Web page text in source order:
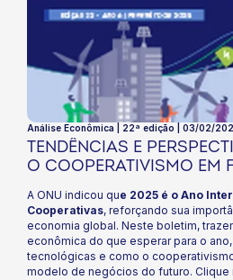
Análise Econômica | 22ª edição | 03/02/
TENDÊNCIAS E
O COOPERATIVISMO EM
A ONU indicou que 2025 é o Ano
Cooperativas, reforçando sua
economia global. Neste boletim,
econômica do que esperar para o
tecnológicas e como o
modelo de negócios do futuro. Clique